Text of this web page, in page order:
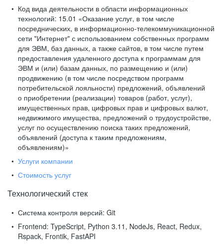
Код вида деятельности в области информационных
технологий: 15.01 «Оказание услуг, в том числе
посреднических, в информационно-телекоммуникационной
сети "Интернет" с использованием собственных программ
для ЭВМ, баз данных, а также сайтов, в том числе путем
предоставления удаленного доступа к программам для
ЭВМ и (или) базам данных, по размещению и (или)
продвижению (в том числе посредством программ
потребительской лояльности) предложений, объявлений
о приобретении (реализации) товаров (работ, услуг),
имущественных прав, цифровых прав и цифровых валют,
недвижимого имущества, предложений о трудоустройстве,
услуг по осуществлению поиска таких предложений,
объявлений (доступа к таким предложениям,
объявлениям)»
Услуги компании
Стоимость услуг
Технологический стек
Система контроля версий: Git
Frontend: TypeScript, Python 3.11, NodeJs, React, Redux,
Rspack, Frontik, FastAPI